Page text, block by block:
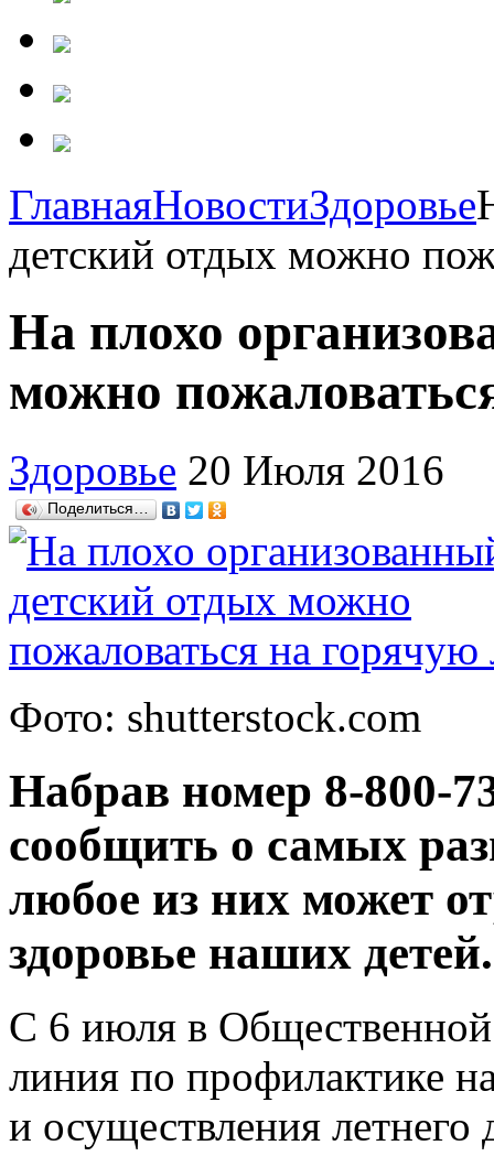
ГлавнаяНовостиЗдоровье
детский отдых можно
На плохо
можно
Здоровье 20 Июля 2016
Поделиться…
Фото: shutterstock.com
Набрав номер 8-800-
сообщить о самых
любое из них может
здоровье наших детей.
С 6 июля в Общественной
линия по профилактике
и осуществления летнего